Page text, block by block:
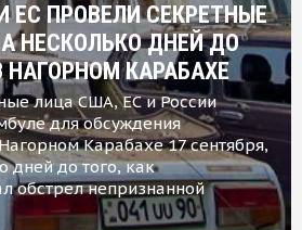
ЕС ПРОВЕЛИ СЕКРЕТНЫЕ
НЕСКОЛЬКО ДНЕЙ ДО
НАГОРНОМ КАРАБАХЕ
лица США, ЕС и России
для обсуждения
Карабахе 17 сентября,
дней до того, как
обстрел непризнанной